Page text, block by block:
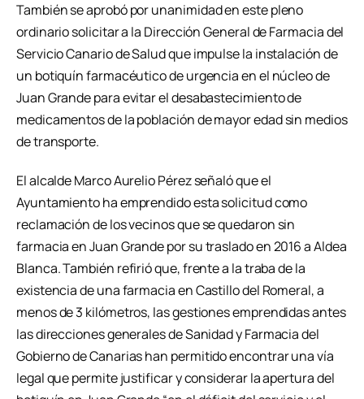
También se aprobó por unanimidad en este pleno
ordinario solicitar a la Dirección General de Farmacia del
Servicio Canario de Salud que impulse la instalación de
un botiquín farmacéutico de urgencia en el núcleo de
Juan Grande para evitar el desabastecimiento de
medicamentos de la población de mayor edad sin medios
de transporte.
El alcalde Marco Aurelio Pérez señaló que el
Ayuntamiento ha emprendido esta solicitud como
reclamación de los vecinos que se quedaron sin
farmacia en Juan Grande por su traslado en 2016 a Aldea
Blanca. También refirió que, frente a la traba de la
existencia de una farmacia en Castillo del Romeral, a
menos de 3 kilómetros, las gestiones emprendidas antes
las direcciones generales de Sanidad y Farmacia del
Gobierno de Canarias han permitido encontrar una vía
legal que permite justificar y considerar la apertura del